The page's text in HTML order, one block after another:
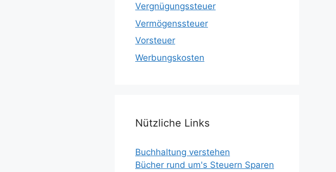
Vergnügungssteuer
Vermögenssteuer
Vorsteuer
Werbungskosten
Nützliche Links
Buchhaltung verstehen
Bücher rund um's Steuern Sparen